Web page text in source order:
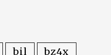
bil
bz4x